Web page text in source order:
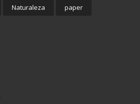
Naturaleza paper